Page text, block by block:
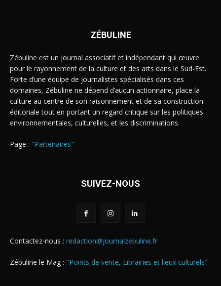
ZÉBULINE
Zébuline est un journal associatif et indépendant qui œuvre
pour le rayonnement de la culture et des arts dans le Sud-Est.
Forte d’une équipe de journalistes spécialisés dans ces
domaines, Zébuline ne dépend d’aucun actionnaire, place la
culture au centre de son raisonnement et de sa construction
éditoriale tout en portant un regard critique sur les politiques
environnementales, culturelles, et les discriminations.
Page : "Partenaires"
SUIVEZ-NOUS
Contactez-nous : redaction@journalzebuline.fr
Zébuline le Mag : "Points de vente, Librairies et lieux culturels"